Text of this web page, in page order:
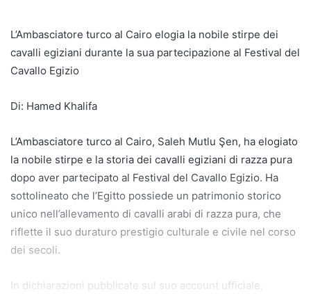
L’Ambasciatore turco al Cairo elogia la nobile stirpe dei
cavalli egiziani durante la sua partecipazione al Festival del
Cavallo Egizio
Di: Hamed Khalifa
L’Ambasciatore turco al Cairo, Saleh Mutlu Şen, ha elogiato
la nobile stirpe e la storia dei cavalli egiziani di razza pura
dopo aver partecipato al Festival del Cavallo Egizio. Ha
sottolineato che l’Egitto possiede un patrimonio storico
unico nell’allevamento di cavalli arabi di razza pura, che
riflette il suo duraturo prestigio culturale e civile nel corso
dei secoli.
In dichiarazioni pubblicate sul suo account ufficiale,